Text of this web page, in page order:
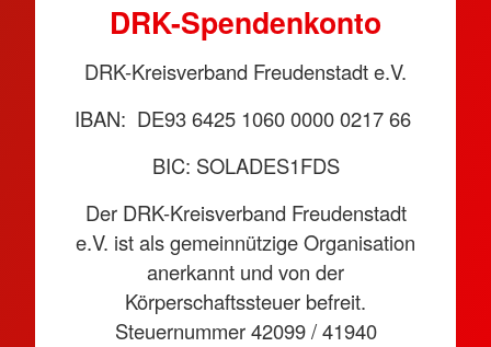
DRK-Spendenkonto
DRK-Kreisverband Freudenstadt e.V.
IBAN: DE93 6425 1060 0000 0217 66
BIC: SOLADES1FDS
Der DRK-Kreisverband Freudenstadt
e.V. ist als gemeinnützige Organisation
anerkannt und von der
Körperschaftssteuer befreit.
Steuernummer 42099 / 41940